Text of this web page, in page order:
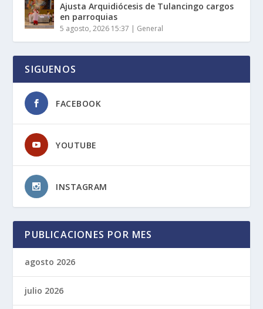
Ajusta Arquidiócesis de Tulancingo cargos
en parroquias
5 agosto, 2026 15:37 | General
SIGUENOS
FACEBOOK
YOUTUBE
INSTAGRAM
PUBLICACIONES POR MES
agosto 2026
julio 2026